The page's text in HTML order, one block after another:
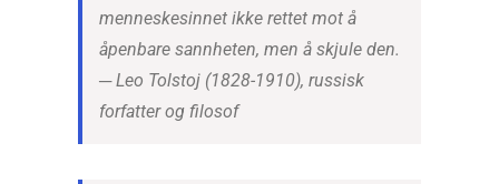
menneskesinnet ikke rettet mot å
åpenbare sannheten, men å skjule den.
─ Leo Tolstoj (1828-1910), russisk
forfatter og filosof